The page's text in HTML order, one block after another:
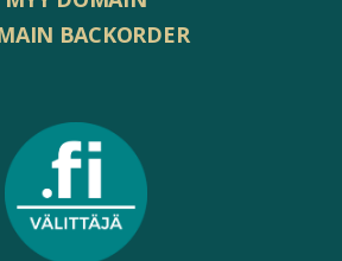
BACKORDER